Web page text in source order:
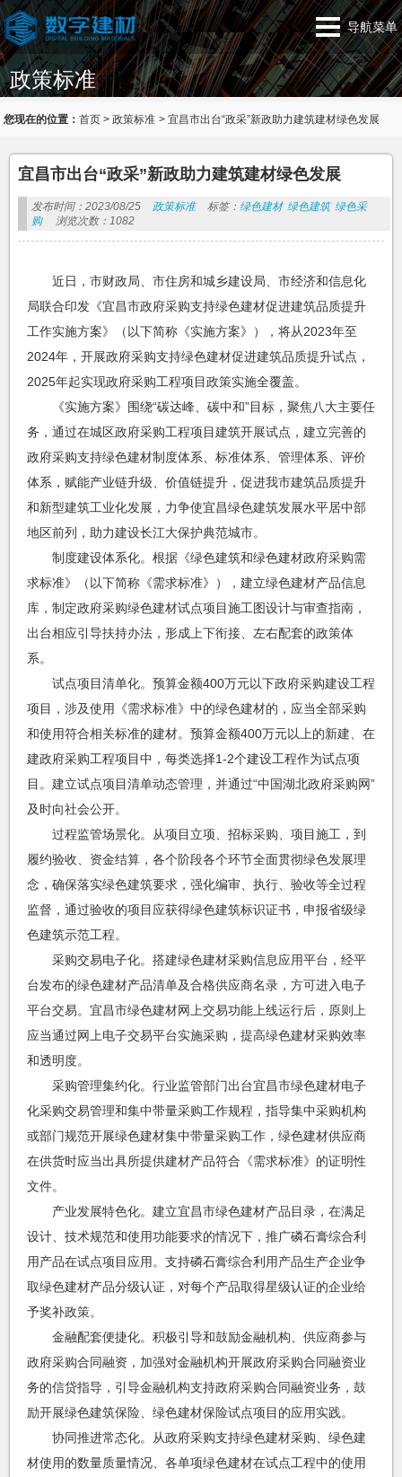
导航菜单
政策标准
您现在的位置：首页 >政策标准 >宜昌市出台“政采”新政助力建筑建材绿色发展
宜昌市出台“政采”新政助力建筑建材绿色发展
发布时间：2023/08/25 政策标准 标签： 绿色建材 绿色建筑 绿色采
购
浏览次数：1082
近日，市财政局、市住房和城乡建设局、市经济和信息化
局联合印发《宜昌市政府采购支持绿色建材促进建筑品质提升
工作实施方案》（以下简称《实施方案》），将从2023年至
2024年，开展政府采购支持绿色建材促进建筑品质提升试点，
2025年起实现政府采购工程项目政策实施全覆盖。
《实施方案》围绕“碳达峰、碳中和”目标，聚焦八大主要任
务，通过在城区政府采购工程项目建筑开展试点，建立完善的
政府采购支持绿色建材制度体系、标准体系、管理体系、评价
体系，赋能产业链升级、价值链提升，促进我市建筑品质提升
和新型建筑工业化发展，力争使宜昌绿色建筑发展水平居中部
地区前列，助力建设长江大保护典范城市。
制度建设体系化。根据《绿色建筑和绿色建材政府采购需
求标准》（以下简称《需求标准》），建立绿色建材产品信息
库，制定政府采购绿色建材试点项目施工图设计与审查指南，
出台相应引导扶持办法，形成上下衔接、左右配套的政策体
系。
试点项目清单化。预算金额400万元以下政府采购建设工程
项目，涉及使用《需求标准》中的绿色建材的，应当全部采购
和使用符合相关标准的建材。预算金额400万元以上的新建、在
建政府采购工程项目中，每类选择1-2个建设工程作为试点项
目。建立试点项目清单动态管理，并通过“中国湖北政府采购网”
及时向社会公开。
过程监管场景化。从项目立项、招标采购、项目施工，到
履约验收、资金结算，各个阶段各个环节全面贯彻绿色发展理
念，确保落实绿色建筑要求，强化编审、执行、验收等全过程
监督，通过验收的项目应获得绿色建筑标识证书，申报省级绿
色建筑示范工程。
采购交易电子化。搭建绿色建材采购信息应用平台，经平
台发布的绿色建材产品清单及合格供应商名录，方可进入电子
平台交易。宜昌市绿色建材网上交易功能上线运行后，原则上
应当通过网上电子交易平台实施采购，提高绿色建材采购效率
和透明度。
采购管理集约化。行业监管部门出台宜昌市绿色建材电子
化采购交易管理和集中带量采购工作规程，指导集中采购机构
或部门规范开展绿色建材集中带量采购工作，绿色建材供应商
在供货时应当出具所提供建材产品符合《需求标准》的证明性
文件。
产业发展特色化。建立宜昌市绿色建材产品目录，在满足
设计、技术规范和使用功能要求的情况下，推广磷石膏综合利
用产品在试点项目应用。支持磷石膏综合利用产品生产企业争
取绿色建材产品分级认证，对每个产品取得星级认证的企业给
予奖补政策。
金融配套便捷化。积极引导和鼓励金融机构、供应商参与
政府采购合同融资，加强对金融机构开展政府采购合同融资业
务的信贷指导，引导金融机构支持政府采购合同融资业务，鼓
励开展绿色建筑保险、绿色建材保险试点项目的应用实践。
协同推进常态化。从政府采购支持绿色建材采购、绿色建
材使用的数量质量情况、各单项绿色建材在试点工程中的使用